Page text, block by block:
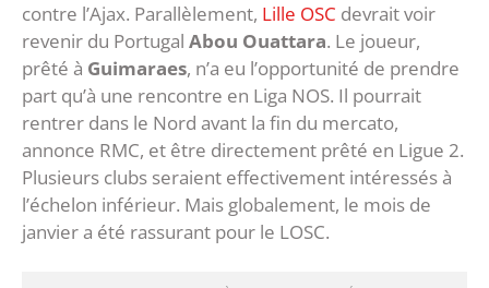
contre l’Ajax. Parallèlement, Lille OSC devrait voir
revenir du Portugal Abou Ouattara. Le joueur,
prêté à Guimaraes, n’a eu l’opportunité de prendre
part qu’à une rencontre en Liga NOS. Il pourrait
rentrer dans le Nord avant la fin du mercato,
annonce RMC, et être directement prêté en Ligue 2.
Plusieurs clubs seraient effectivement intéressés à
l’échelon inférieur. Mais globalement, le mois de
janvier a été rassurant pour le LOSC.